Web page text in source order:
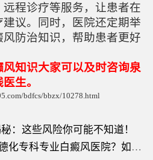
程诊疗等服务，让患者在
议。同时，医院还定期举
防治知识，帮助患者更好
知识大家可以及时咨询泉
生。
bdfcs/bbzx/10278.html
：这些风险你可能不知道！
专业白癜风医院？如何促进黑色素生长？